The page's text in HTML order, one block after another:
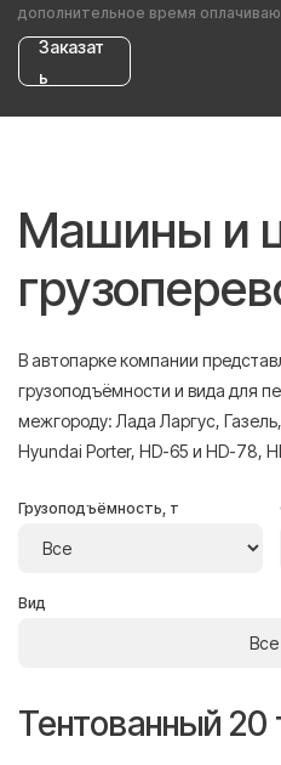
дополнительное время
Заказат
ь
Машины и
В автопарке компании
грузоподъёмности и вида для
межгороду: Лада Ларгус,
Hyundai Porter, HD-65 и HD-78,
Грузоподъёмность, т
Вид
Тентованный 20